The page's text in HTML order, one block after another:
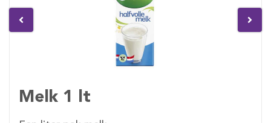
Melk 1 lt